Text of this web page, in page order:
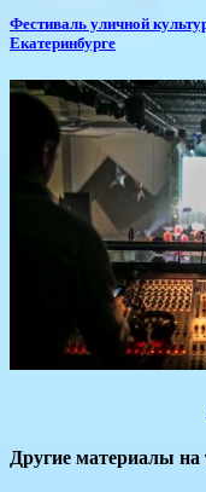
​Фестиваль уличной
Екатеринбурге
Другие материалы на